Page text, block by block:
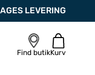
LEVERING
Find butikKurv